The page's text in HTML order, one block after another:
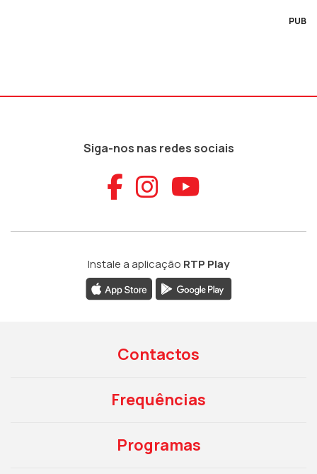
PUB
Siga-nos nas redes sociais
Aceder ao
Aceder ao
Aceder
Instale a aplicação RTP Play
Contactos
Frequências
Programas